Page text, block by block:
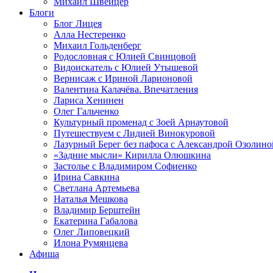
Блоги
Блог Лицея
Алла Нестеренко
Михаил Гольденберг
Родословная с Юлией Свинцовой
Видоискатель с Юлией Утышевой
Вернисаж с Ириной Ларионовой
Валентина Калачёва. Впечатления
Лариса Хенинен
Олег Гальченко
Культурный променад с Зоей Арнаутовой
Путешествуем с Лидией Винокуровой
Лазурный Берег без пафоса с Александрой
«Задние мысли» Кирилла Олюшкина
Застолье с Владимиром Софиенко
Ирина Савкина
Светлана Артемьева
Наталья Мешкова
Владимир Берштейн
Екатерина Габалова
Олег Липовецкий
Илона Румянцева
Афиша